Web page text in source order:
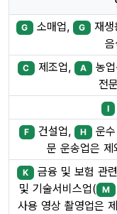
G 소매업, G 재생
음
C 제조업, A 농업
전
I
F 건설업, H 운수
문 운송업은 제
K 금융 및 보험 관
및 기술서비스업( M
사용 영상 촬영업은